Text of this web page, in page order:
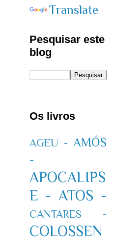
Translate
Pesquisar este
blog
Os livros
AGEU - AMÓS
-
APOCALIPS
E - ATOS -
CANTARES -
COLOSSEN